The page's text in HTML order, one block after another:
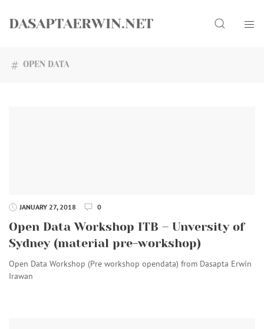
DASAPTAERWIN.NET Search
OPEN DATA
JANUARY 27, 2018 0
Open Data Workshop ITB – Unversity of
Sydney (material pre-workshop)
Open Data Workshop (Pre workshop opendata) from Dasapta Erwin
Irawan